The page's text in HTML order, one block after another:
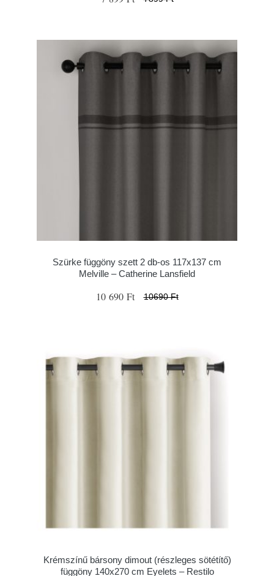
Szürke függöny szett 2 db-os 117x137 cm
Melville – Catherine Lansfield
10 690 Ft 10690 Ft
Krémszínű bársony dimout (részleges sötétítő)
függöny 140x270 cm Eyelets – Restilo